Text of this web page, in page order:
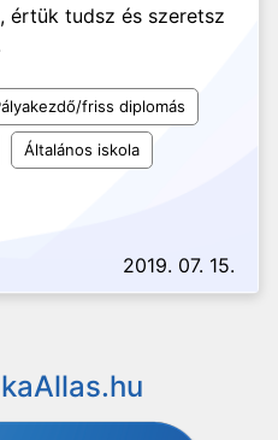
értük tudsz és szeretsz
friss diplomás
Általános iskola
2019. 07. 15.